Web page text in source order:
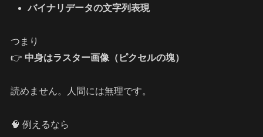
バイナリデータの文字列表現
つまり
👉 中身はラスター画像（ピクセルの塊）
読めません。人間には無理です。
🧠 例えるなら